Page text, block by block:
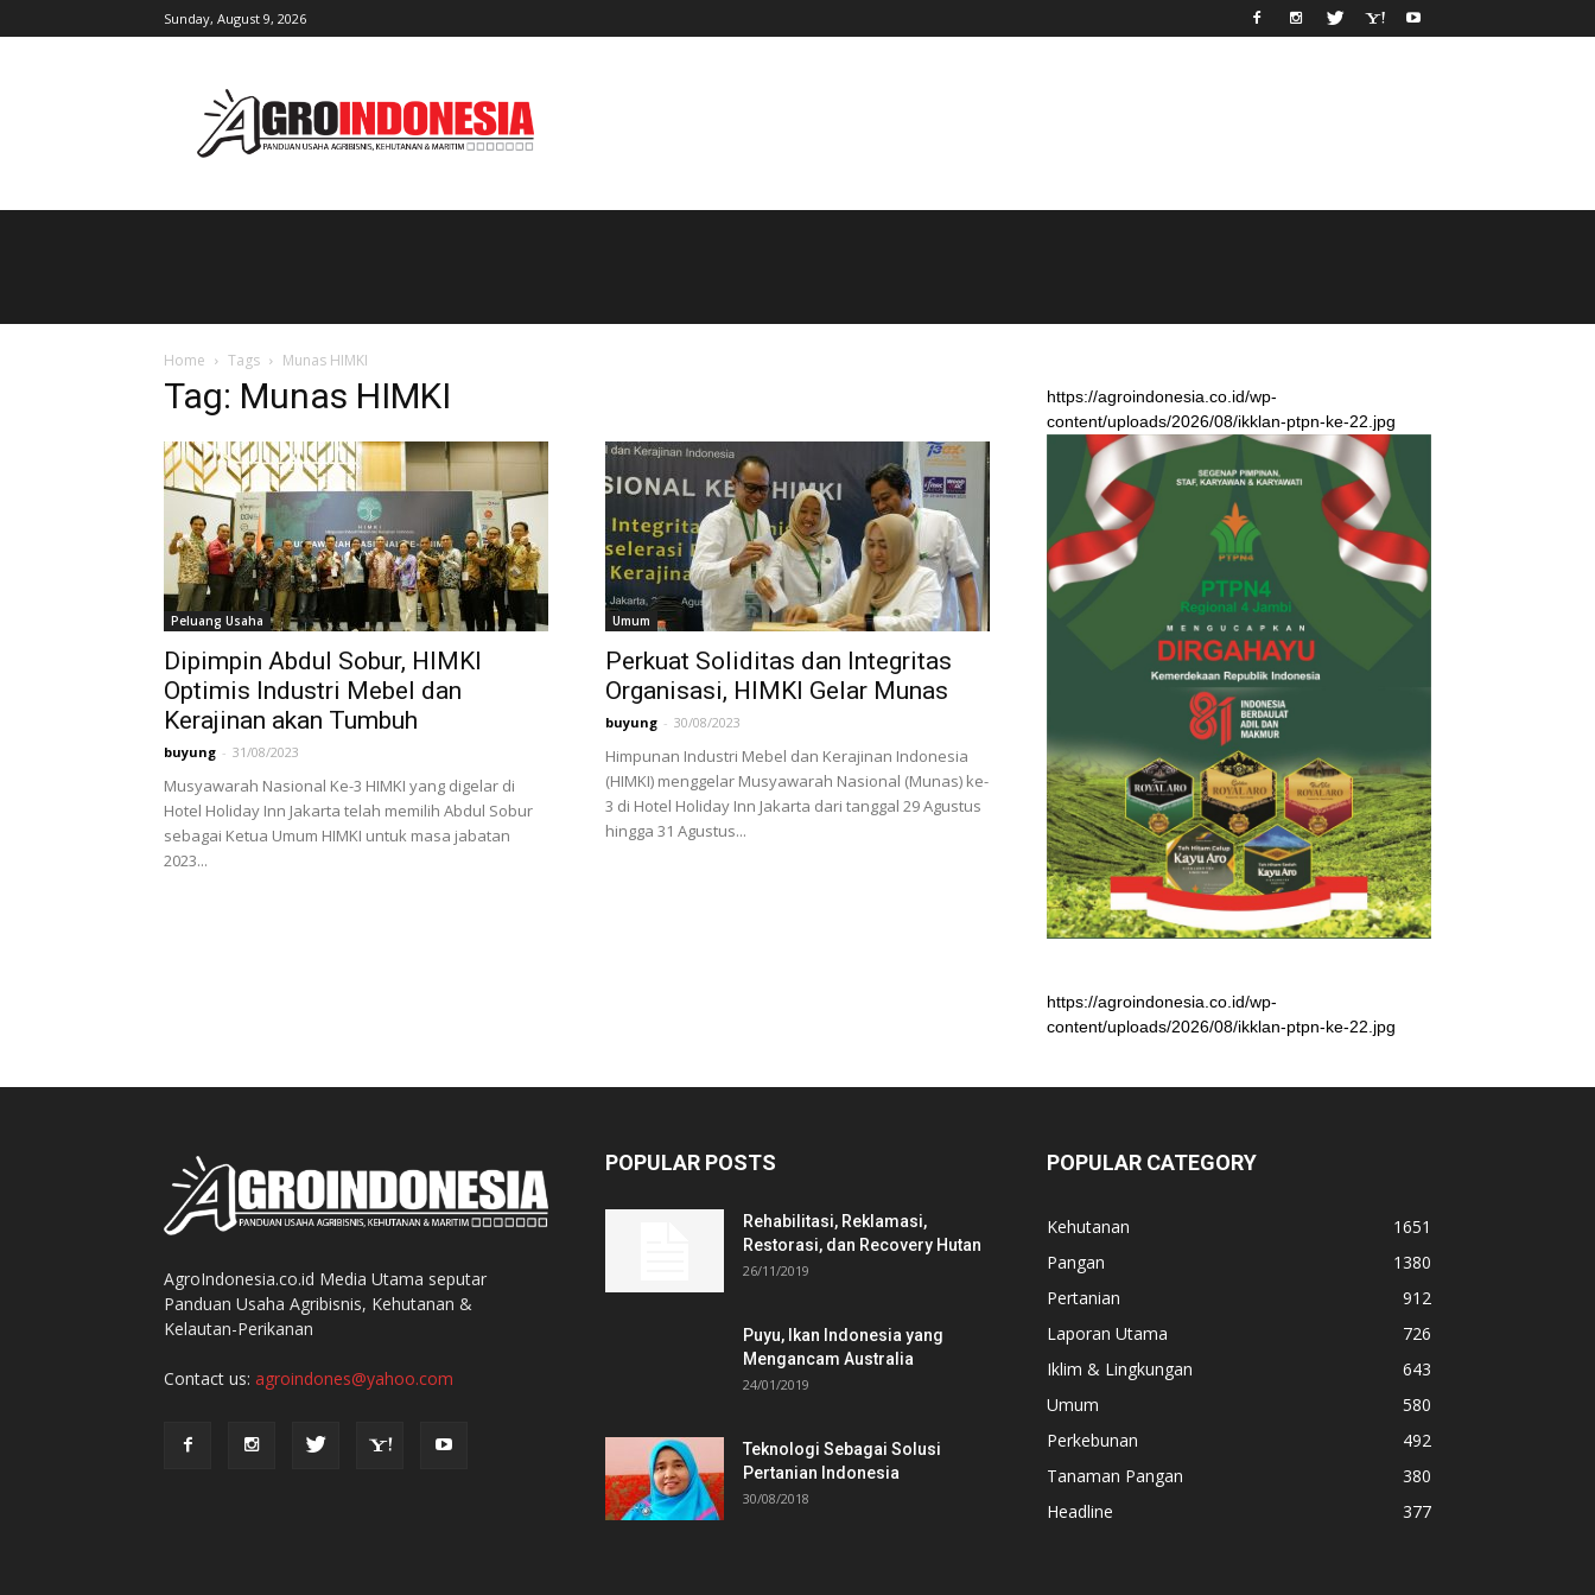
Sunday, August 9, 2026
Home Tags Munas HIMKI
Tag: Munas HIMKI
Peluang Usaha
Dipimpin Abdul Sobur, HIMKI
Optimis Industri Mebel dan
Kerajinan akan Tumbuh
buyung - 31/08/2023
Musyawarah Nasional Ke-3 HIMKI yang digelar di
Hotel Holiday Inn Jakarta telah memilih Abdul Sobur
sebagai Ketua Umum HIMKI untuk masa jabatan
2023...
Umum
Perkuat Soliditas dan Integritas
Organisasi, HIMKI Gelar Munas
buyung - 30/08/2023
Himpunan Industri Mebel dan Kerajinan Indonesia
(HIMKI) menggelar Musyawarah Nasional (Munas) ke-
3 di Hotel Holiday Inn Jakarta dari tanggal 29 Agustus
hingga 31 Agustus...
https://agroindonesia.co.id/wp-
content/uploads/2026/08/ikklan-ptpn-ke-22.jpg
https://agroindonesia.co.id/wp-
content/uploads/2026/08/ikklan-ptpn-ke-22.jpg
AgroIndonesia.co.id Media Utama seputar
Panduan Usaha Agribisnis, Kehutanan &
Kelautan-Perikanan
Contact us: agroindones@yahoo.com
POPULAR POSTS
Rehabilitasi, Reklamasi,
Restorasi, dan Recovery Hutan
26/11/2019
Puyu, Ikan Indonesia yang
Mengancam Australia
24/01/2019
Teknologi Sebagai Solusi
Pertanian Indonesia
30/08/2018
POPULAR CATEGORY
Kehutanan
1651
Pangan
1380
Pertanian
912
Laporan Utama
726
Iklim & Lingkungan
643
Umum
580
Perkebunan
492
Tanaman Pangan
380
Headline
377